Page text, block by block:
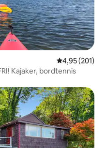
4,95 av 5 i
4,95 (201)
Kajaker, bordtennis